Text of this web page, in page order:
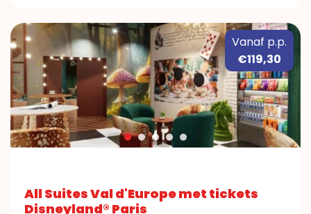
Vanaf p.p.
€119,30
All Suites Val d'Europe met tickets
Disneyland® Paris